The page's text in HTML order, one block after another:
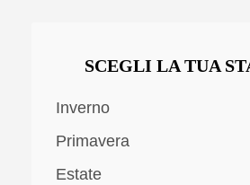
SCEGLI LA TUA
Inverno
Primavera
Estate